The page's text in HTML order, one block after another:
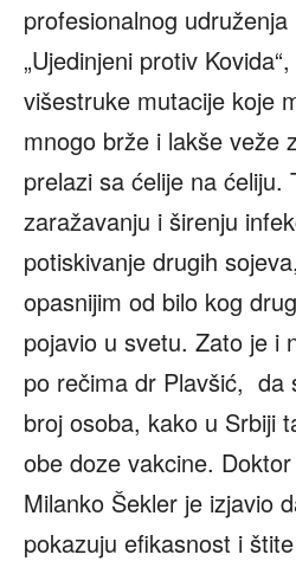
profesionalnog
„Ujedinjeni protiv
višestruke mutacije koje
mnogo brže i lakše veže
prelazi sa ćelije na ćeliju.
zaražavanju i širenju
potiskivanje drugih
opasnijim od bilo kog
pojavio u svetu. Zato je i
po rečima dr Plavšić, da
broj osoba, kako u Srbiji
obe doze vakcine.
Milanko Šekler je izjavio
pokazuju efikasnost i